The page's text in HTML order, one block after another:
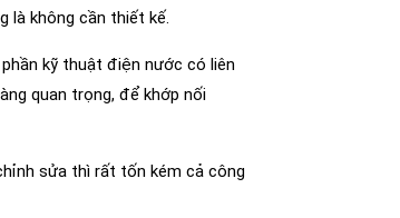
là không cần thiết kế.
kỹ thuật điện nước có liên
quan trọng, để khớp nối
sửa thì rất tốn kém cả công